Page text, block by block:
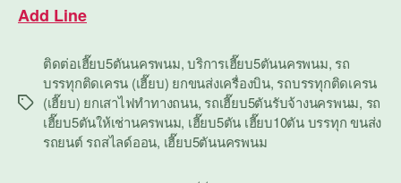
Add Line
Tags
ติดต่อเฮี๊ยบ5ตันนครพนม,บริการเฮี๊ยบ5ตันนครพนม, รถ
บรรทุกติดเครน (เฮี๊ยบ) ยกขนส่งเครื่องบิน, รถบรรทุกติดเครน
(เฮี๊ยบ) ยกเสาไฟทำทางถนน, รถเฮี๊ยบ5ตันรับจ้างนครพนม, รถ
เฮี๊ยบ5ตันให้เช่านครพนม, เฮี๊ยบ5ตัน เฮี๊ยบ10ตัน บรรทุก ขนส่ง
รถยนต์ รถสไลด์ออน, เฮี๊ยบ5ตันนครพนม